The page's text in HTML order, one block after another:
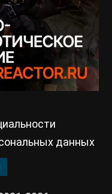
данных